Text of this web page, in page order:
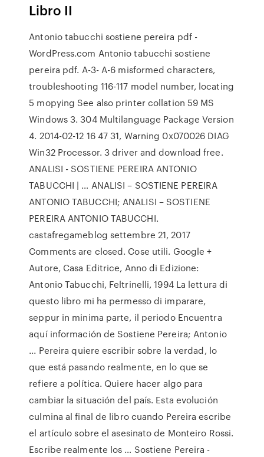
Libro II
Antonio tabucchi sostiene pereira pdf -
WordPress.com Antonio tabucchi sostiene
pereira pdf. A-3- A-6 misformed characters,
troubleshooting 116-117 model number, locating
5 mopying See also printer collation 59 MS
Windows 3. 304 Multilanguage Package Version
4. 2014-02-12 16 47 31, Warning 0x070026 DIAG
Win32 Processor. 3 driver and download free.
ANALISI - SOSTIENE PEREIRA ANTONIO
TABUCCHI | … ANALISI – SOSTIENE PEREIRA
ANTONIO TABUCCHI; ANALISI – SOSTIENE
PEREIRA ANTONIO TABUCCHI.
castafregameblog settembre 21, 2017
Comments are closed. Cose utili. Google +
Autore, Casa Editrice, Anno di Edizione:
Antonio Tabucchi, Feltrinelli, 1994 La lettura di
questo libro mi ha permesso di imparare,
seppur in minima parte, il periodo Encuentra
aquí información de Sostiene Pereira; Antonio
... Pereira quiere escribir sobre la verdad, lo
que está pasando realmente, en lo que se
refiere a política. Quiere hacer algo para
cambiar la situación del país. Esta evolución
culmina al final de libro cuando Pereira escribe
el artículo sobre el asesinato de Monteiro Rossi.
Escribe realmente los … Sostiene Pereira -